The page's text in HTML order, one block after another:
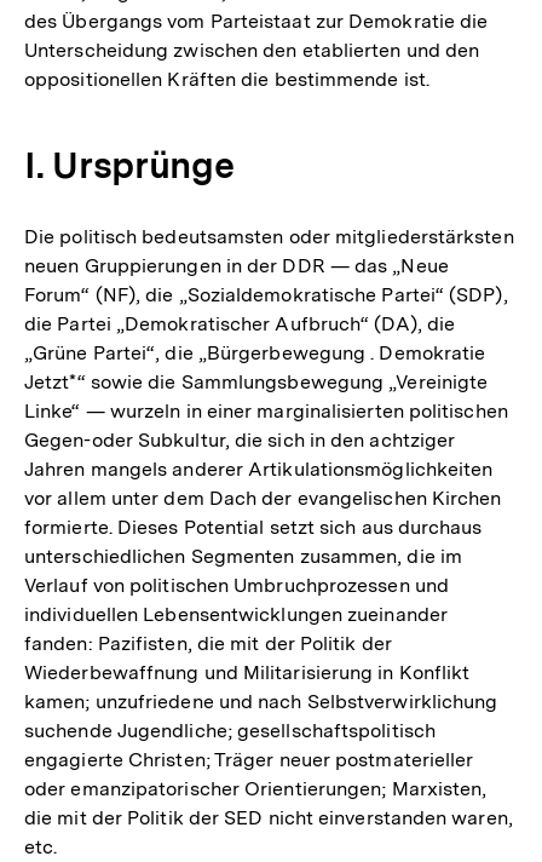
des Übergangs vom Parteistaat zur Demokratie die
Unterscheidung zwischen den etablierten und den
oppositionellen Kräften die bestimmende ist.
I. Ursprünge
Die politisch bedeutsamsten oder mitgliederstärksten
neuen Gruppierungen in der DDR — das „Neue
Forum“ (NF), die „Sozialdemokratische Partei“ (SDP),
die Partei „Demokratischer Aufbruch“ (DA), die
„Grüne Partei“, die „Bürgerbewegung . Demokratie
Jetzt*“ sowie die Sammlungsbewegung „Vereinigte
Linke“ — wurzeln in einer marginalisierten politischen
Gegen-oder Subkultur, die sich in den achtziger
Jahren mangels anderer Artikulationsmöglichkeiten
vor allem unter dem Dach der evangelischen Kirchen
formierte. Dieses Potential setzt sich aus durchaus
unterschiedlichen Segmenten zusammen, die im
Verlauf von politischen Umbruchprozessen und
individuellen Lebensentwicklungen zueinander
fanden: Pazifisten, die mit der Politik der
Wiederbewaffnung und Militarisierung in Konflikt
kamen; unzufriedene und nach Selbstverwirklichung
suchende Jugendliche; gesellschaftspolitisch
engagierte Christen; Träger neuer postmaterieller
oder emanzipatorischer Orientierungen; Marxisten,
die mit der Politik der SED nicht einverstanden waren,
etc.